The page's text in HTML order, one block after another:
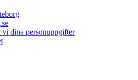
vi dina personuppgifter